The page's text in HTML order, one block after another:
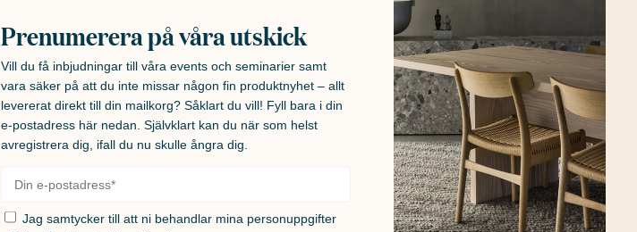
Prenumerera på våra utskick
Vill du få inbjudningar till våra events och seminarier samt
vara säker på att du inte missar någon fin produktnyhet – allt
levererat direkt till din mailkorg? Såklart du vill! Fyll bara i din
e-postadress här nedan. Självklart kan du när som helst
avregistrera dig, ifall du nu skulle ångra dig.
post *
Samtycke *
Jag samtycker till att ni behandlar mina personuppgifter